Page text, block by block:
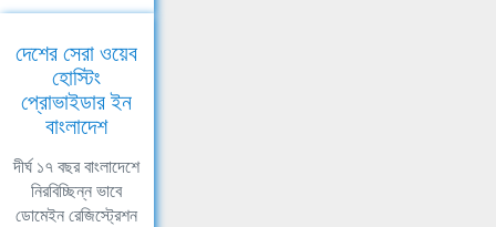
দেশের সেরা ওয়েব
হোস্টিং
প্রোভাইডার ইন
বাংলাদেশ
দীর্ঘ ১৭ বছর বাংলাদেশে
নিরবিচ্ছিন্ন ভাবে
ডোমেইন রেজিস্ট্রেশন